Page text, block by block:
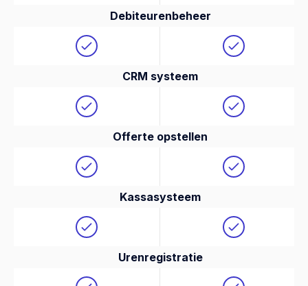
Debiteurenbeheer
CRM systeem
Offerte opstellen
Kassasysteem
Urenregistratie